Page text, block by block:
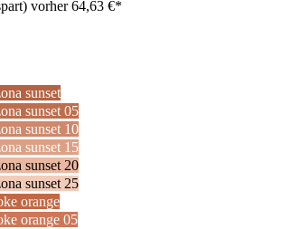
vorher 64,63 €*
sunset
sunset 05
sunset 10
sunset 15
sunset 20
sunset 25
orange
orange 05